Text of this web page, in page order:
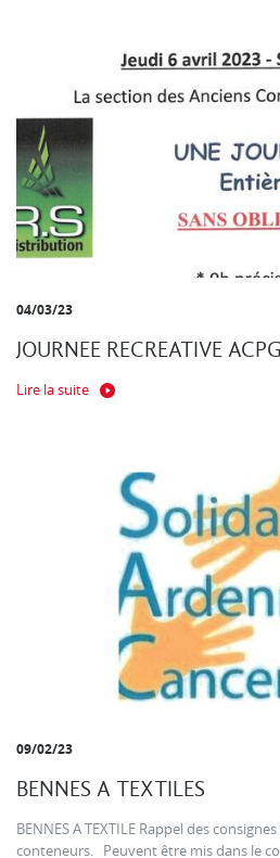
04/03/23
JOURNEE RECREATIVE ACPG
Lire la suite
09/02/23
BENNES A TEXTILES
BENNES A TEXTILE Rappel des
conteneurs. Peuvent être mis dans le